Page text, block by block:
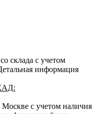
склада с учетом
информация
с учетом наличия